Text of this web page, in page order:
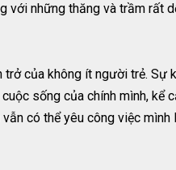
với những thăng và trầm rất
của không ít người trẻ. Sự
sống của chính mình,
có thể yêu công việc